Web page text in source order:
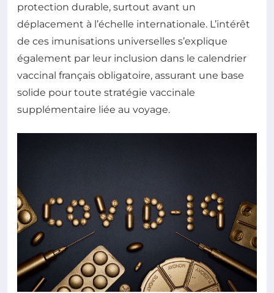
protection durable, surtout avant un
déplacement à l’échelle internationale. L’intérêt
de ces imunisations universelles s’explique
également par leur inclusion dans le calendrier
vaccinal français obligatoire, assurant une base
solide pour toute stratégie vaccinale
supplémentaire liée au voyage.